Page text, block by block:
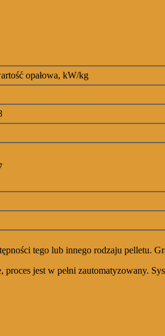
opałowa, kW/kg
tego lub innego rodzaju pelletu.
jest w pełni zautomatyzowany.